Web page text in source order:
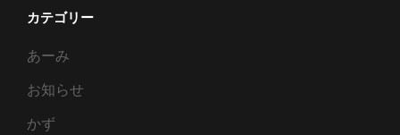
カテゴリー
あーみ
お知らせ
かず